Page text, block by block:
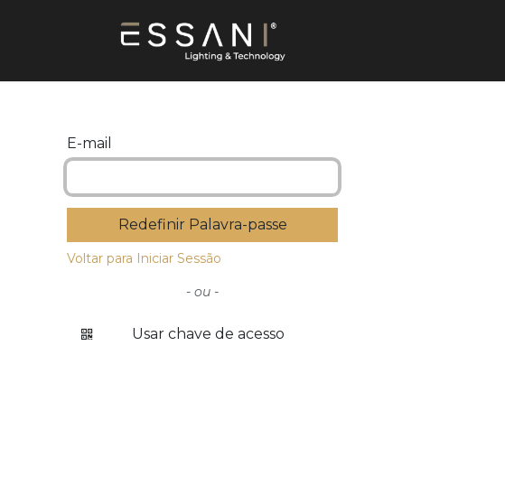
E-mail
Redefinir Palavra-passe
Voltar para Iniciar Sessão
- ou -
Usar chave de acesso